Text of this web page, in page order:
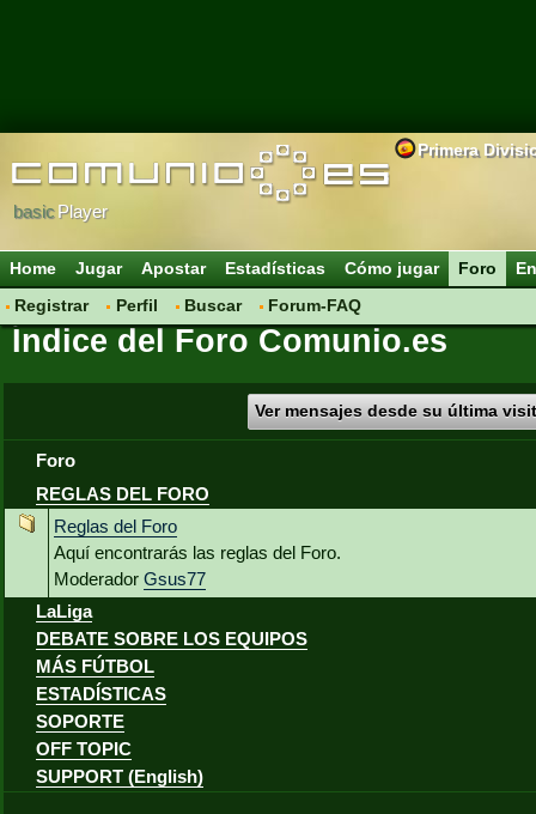
Primera
basicPlayer
Home Jugar Apostar Estadísticas Cómo jugar
Foro
Registrar
Perfil Buscar Forum-FAQ
Índice del Foro Comunio.es
Ver mensajes desde su última
Foro
REGLAS DEL FORO
Reglas del Foro
Aquí encontrarás las reglas del Foro.
Moderador Gsus77
LaLiga
DEBATE SOBRE LOS EQUIPOS
MÁS FÚTBOL
ESTADÍSTICAS
SOPORTE
OFF TOPIC
SUPPORT (English)